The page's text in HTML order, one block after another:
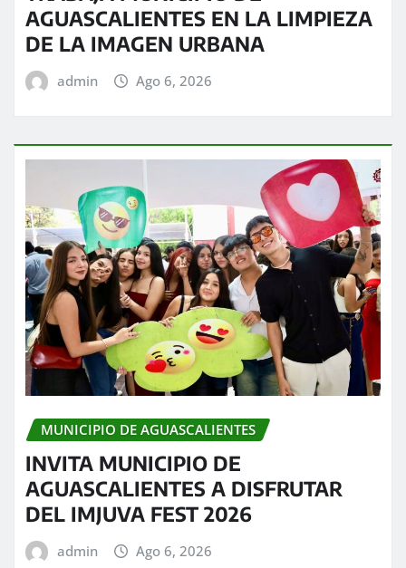
AGUASCALIENTES EN LA LIMPIEZA
DE LA IMAGEN URBANA
admin Ago 6, 2026
MUNICIPIO DE AGUASCALIENTES
INVITA MUNICIPIO DE
AGUASCALIENTES A DISFRUTAR
DEL IMJUVA FEST 2026
admin Ago 6, 2026